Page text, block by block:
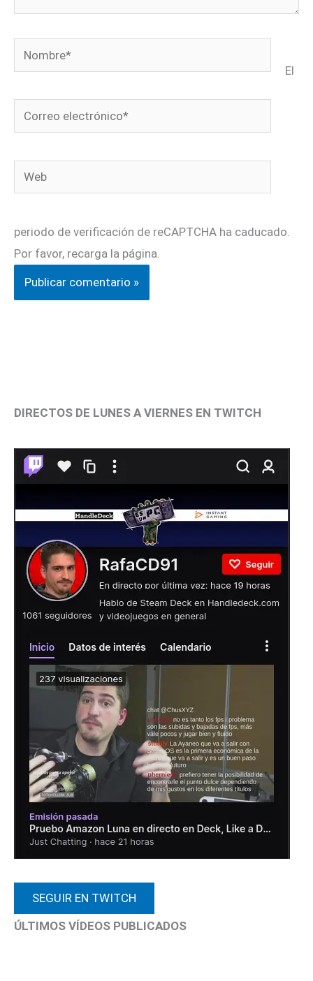
Nombre*
Correo
electrónico*
Web
El
periodo de verificación de reCAPTCHA ha caducado.
Por favor, recarga la página.
DIRECTOS DE LUNES A VIERNES EN TWITCH
SEGUIR EN TWITCH
ÚLTIMOS VÍDEOS PUBLICADOS